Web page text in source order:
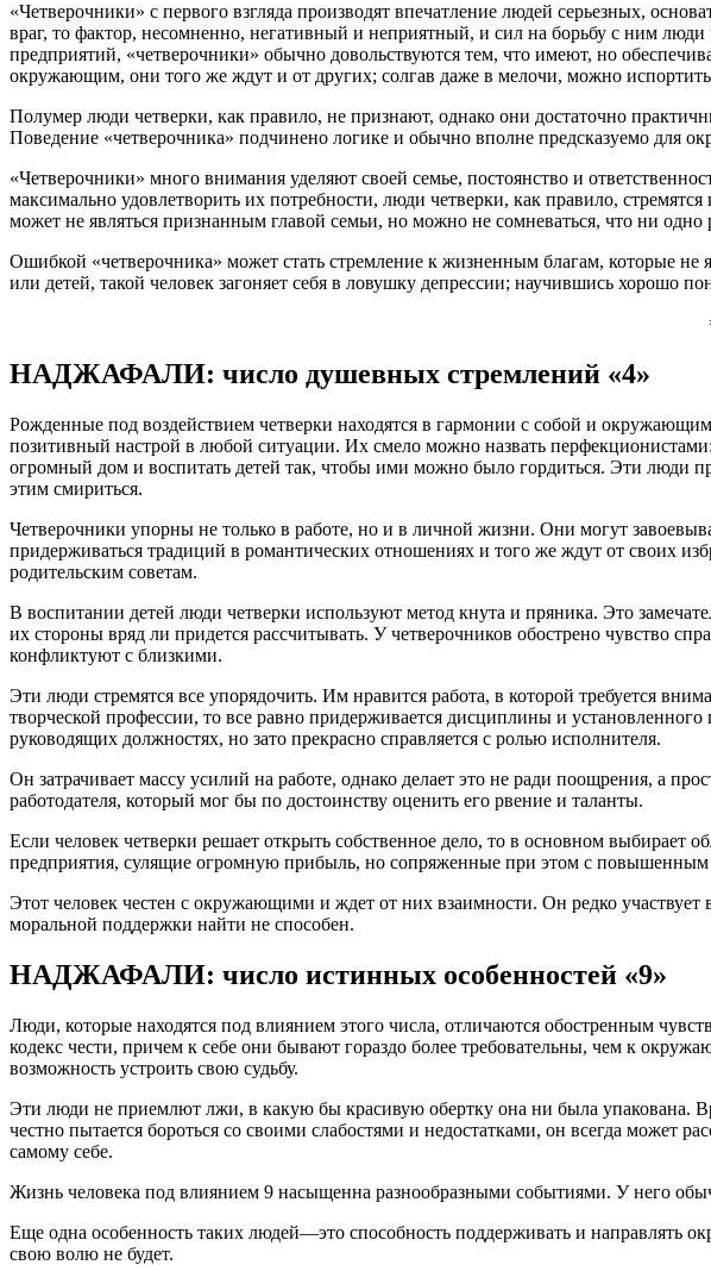
«Четверочники» с первого взгляда производят впечатление людей серьезных,
враг, то фактор, несомненно, негативный и неприятный, и сил на борьбу с ним
предприятий, «четверочники» обычно довольствуются тем, что имеют, но
окружающим, они того же ждут и от других; солгав даже в мелочи, можно испортить
Полумер люди четверки, как правило, не признают, однако они достаточно
Поведение «четверочника» подчинено логике и обычно вполне предсказуемо для
«Четверочники» много внимания уделяют своей семье, постоянство и
максимально удовлетворить их потребности, люди четверки, как правило,
может не являться признанным главой семьи, но можно не сомневаться, что ни одно
Ошибкой «четверочника» может стать стремление к жизненным благам, которые не
или детей, такой человек загоняет себя в ловушку депрессии; научившись хорошо
НАДЖАФАЛИ: число душевных стремлений «4»
Рожденные под воздействием четверки находятся в гармонии с собой и
позитивный настрой в любой ситуации. Их смело можно назвать
огромный дом и воспитать детей так, чтобы ими можно было гордиться. Эти люди
этим смириться.
Четверочники упорны не только в работе, но и в личной жизни. Они могут
придерживаться традиций в романтических отношениях и того же ждут от своих
родительским советам.
В воспитании детей люди четверки используют метод кнута и пряника. Это
их стороны вряд ли придется рассчитывать. У четверочников обострено чувство
конфликтуют с близкими.
Эти люди стремятся все упорядочить. Им нравится работа, в которой требуется
творческой профессии, то все равно придерживается дисциплины и
руководящих должностях, но зато прекрасно справляется с ролью исполнителя.
Он затрачивает массу усилий на работе, однако делает это не ради поощрения, а
работодателя, который мог бы по достоинству оценить его рвение и таланты.
Если человек четверки решает открыть собственное дело, то в основном
предприятия, сулящие огромную прибыль, но сопряженные при этом с повышенным
Этот человек честен с окружающими и ждет от них взаимности. Он редко
моральной поддержки найти не способен.
НАДЖАФАЛИ: число истинных особенностей «9»
Люди, которые находятся под влиянием этого числа, отличаются обостренным
кодекс чести, причем к себе они бывают гораздо более требовательны, чем к
возможность устроить свою судьбу.
Эти люди не приемлют лжи, в какую бы красивую обертку она ни была упакована.
честно пытается бороться со своими слабостями и недостатками, он всегда
самому себе.
Жизнь человека под влиянием 9 насыщенна разнообразными событиями. У него
Еще одна особенность таких людей—это способность поддерживать и направлять
свою волю не будет.